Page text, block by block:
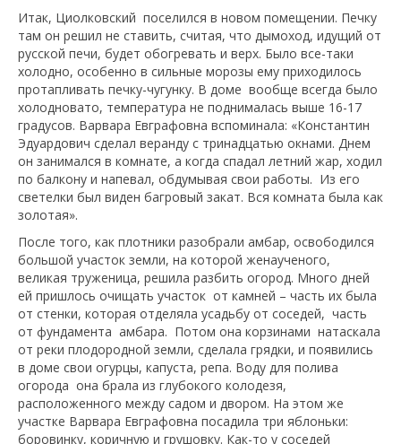
Итак, Циолковский поселился в новом помещении. Печку
там он решил не ставить, считая, что дымоход, идущий от
русской печи, будет обогревать и верх. Было все-таки
холодно, особенно в сильные морозы ему приходилось
протапливать печку-чугунку. В доме вообще всегда было
холодновато, температура не поднималась выше 16-17
градусов. Варвара Евграфовна вспоминала: «Константин
Эдуардович сделал веранду с тринадцатью окнами. Днем
он занимался в комнате, а когда спадал летний жар, ходил
по балкону и напевал, обдумывая свои работы. Из его
светелки был виден багровый закат. Вся комната была как
золотая».
После того, как плотники разобрали амбар, освободился
большой участок земли, на которой женаученого,
великая труженица, решила разбить огород. Много дней
ей пришлось очищать участок от камней – часть их была
от стенки, которая отделяла усадьбу от соседей, часть
от фундамента амбара. Потом она корзинами натаскала
от реки плодородной земли, сделала грядки, и появились
в доме свои огурцы, капуста, репа. Воду для полива
огорода она брала из глубокого колодезя,
расположенного между садом и двором. На этом же
участке Варвара Евграфовна посадила три яблоньки:
боровинку, коричную и грушовку. Как-то у соседей